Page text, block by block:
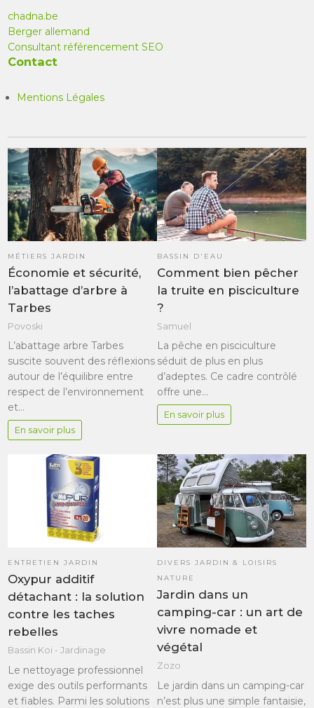
chadna.be
Berger allemand
Consultant référencement SEO
Contact
Mentions Légales
MÉTIERS JARDIN
Économie et sécurité,
l’abattage d’arbre à
Tarbes
Povoski
L’abattage arbre Tarbes
suscite souvent des réflexions
autour de l’équilibre entre
respect de l’environnement
et…
En savoir plus
BASSIN D'EAU
Comment bien pêcher
la truite en pisciculture
?
Samuel
La pêche en pisciculture
séduit de plus en plus
d’adeptes. Ce cadre contrôlé
offre une…
En savoir plus
ENTRETIEN JARDIN
Oxypur additif
détachant : la solution
contre les taches
rebelles
Bassin Koi - Jardinage
Le nettoyage professionnel
exige des outils performants
et fiables. Parmi les solutions
DIVERS JARDIN & LOISIRS
NATURE
Jardin dans un
camping-car : un art de
vivre nomade et
végétal
Zozo
Le jardin dans un camping-car
n’est plus une simple fantaisie,